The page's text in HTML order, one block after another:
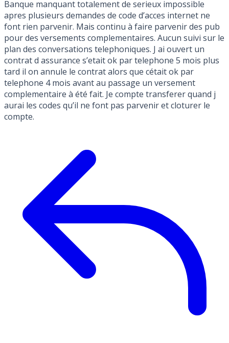
Banque manquant totalement de serieux impossible
apres plusieurs demandes de code d’acces internet ne
font rien parvenir. Mais continu à faire parvenir des pub
pour des versements complementaires. Aucun suivi sur le
plan des conversations telephoniques. J ai ouvert un
contrat d assurance s’etait ok par telephone 5 mois plus
tard il on annule le contrat alors que cétait ok par
telephone 4 mois avant au passage un versement
complementaire à été fait. Je compte transferer quand j
aurai les codes qu’il ne font pas parvenir et cloturer le
compte.